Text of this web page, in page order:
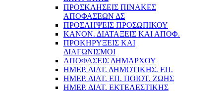
ΠΡΟΣΚΛΗΣΕΙΣ ΠΙΝΑΚΕΣ
ΑΠΟΦΑΣΕΩΝ ΔΣ
ΠΡΟΣΛΗΨΕΙΣ ΠΡΟΣΩΠΙΚΟΥ
ΚΑΝΟΝ. ΔΙΑΤΑΞΕΙΣ ΚΑΙ ΑΠΟΦ.
ΠΡΟΚΗΡΥΞΕΙΣ ΚΑΙ
ΔΙΑΓΩΝΙΣΜΟΙ
ΑΠΟΦΑΣΕΙΣ ΔΗΜΑΡΧΟΥ
ΗΜΕΡ. ΔΙΑΤ. ΔΗΜΟΤΙΚΗΣ. ΕΠ.
ΗΜΕΡ. ΔΙΑΤ. ΕΠ. ΠΟΙOΤ. ΖΩΗΣ
ΗΜΕΡ. ΔΙΑΤ. ΕΚΤΕΛΕΣΤΙΚΗΣ